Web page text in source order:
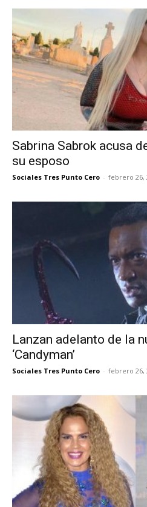
Sabrina Sabrok acusa
su esposo
Sociales Tres Punto Cero - febrero 26,
Lanzan adelanto de la
‘Candyman’
Sociales Tres Punto Cero - febrero 26,